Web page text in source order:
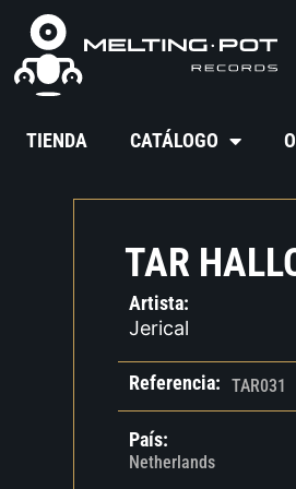
TIENDA CATÁLOGO
TAR
Artista:
Jerical
Referencia: TAR031
País:
Netherlands